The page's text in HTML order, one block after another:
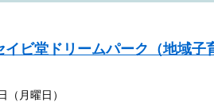
ビ堂ドリームパーク（地域子
月曜日）